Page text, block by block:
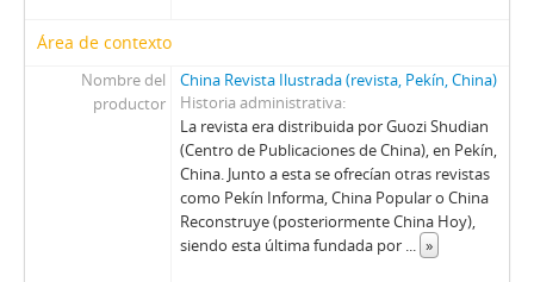
VC - Vía Chilena
ZZ - Zig-Zag
Área de contexto
Nombre del
productor
China Revista Ilustrada (revista, Pekín, China)
Historia administrativa
La revista era distribuida por Guozi Shudian
(Centro de Publicaciones de China), en Pekín,
China. Junto a esta se ofrecían otras revistas
como Pekín Informa, China Popular o China
Reconstruye (posteriormente China Hoy),
siendo esta última fundada por ... »